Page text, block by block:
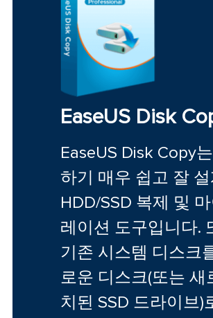
EaseUS Disk
EaseUS Disk Copy
하기 매우 쉽고 잘 설
HDD/SSD 복제 및
레이션 도구입니다.
기존 시스템 디스크
로운 디스크(또는 새
치된 SSD 드라이브)